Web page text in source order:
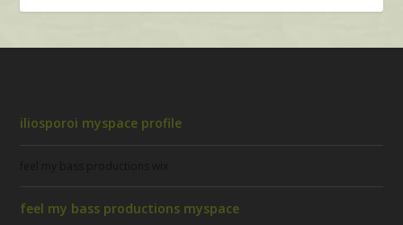
iliosporoi myspace profile
feel my bass productions myspace